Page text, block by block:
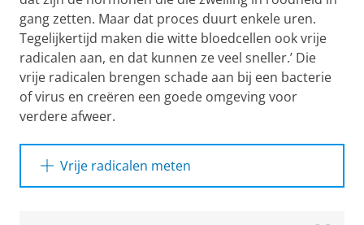
gang zetten. Maar dat proces duurt enkele uren.
Tegelijkertijd maken die witte bloedcellen ook vrije
radicalen aan, en dat kunnen ze veel sneller.’ Die
vrije radicalen brengen schade aan bij een bacterie
of virus en creëren een goede omgeving voor
verdere afweer.
Vrije radicalen meten